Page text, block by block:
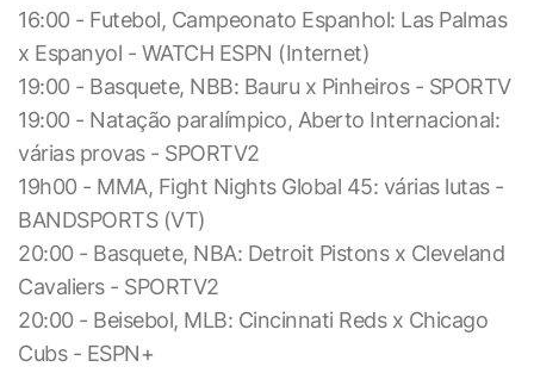
16:00 - Futebol, Campeonato Espanhol: Las Palmas
x Espanyol - WATCH ESPN (Internet)
19:00 - Basquete, NBB: Bauru x Pinheiros - SPORTV
19:00 - Natação paralímpico, Aberto Internacional:
várias provas - SPORTV2
19h00 - MMA, Fight Nights Global 45: várias lutas -
BANDSPORTS (VT)
20:00 - Basquete, NBA: Detroit Pistons x Cleveland
Cavaliers - SPORTV2
20:00 - Beisebol, MLB: Cincinnati Reds x Chicago
Cubs - ESPN+